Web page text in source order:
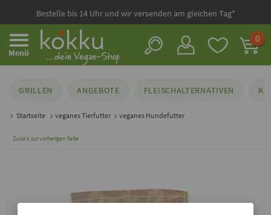
Bestelle bis 14 Uhr und wir versenden am gleichen Tag*
Menü
0
GRILLEN ANGEBOTE FLEISCHALTERNATIVEN
Startseite veganes Tierfutter veganes Hundefutter
Zurück zur vorherigen Seite